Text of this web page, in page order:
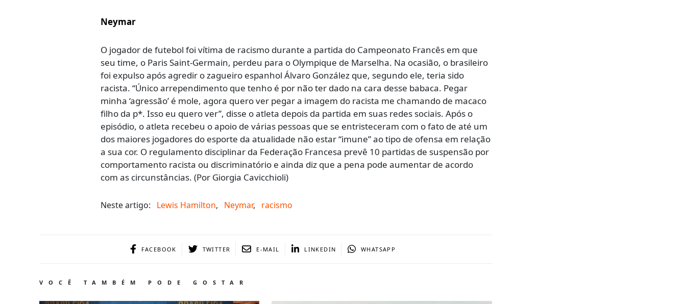
Neymar
O jogador de futebol foi vítima de racismo durante a partida do Campeonato Francês em que
seu time, o Paris Saint-Germain, perdeu para o Olympique de Marselha. Na ocasião, o brasileiro
foi expulso após agredir o zagueiro espanhol Álvaro González que, segundo ele, teria sido
racista. “Único arrependimento que tenho é por não ter dado na cara desse babaca. Pegar
minha ‘agressão’ é mole, agora quero ver pegar a imagem do racista me chamando de macaco
filho da p*. Isso eu quero ver”, disse o atleta depois da partida em suas redes sociais. Após o
episódio, o atleta recebeu o apoio de várias pessoas que se entristeceram com o fato de até um
dos maiores jogadores do esporte da atualidade não estar “imune” ao tipo de ofensa em relação
a sua cor. O regulamento disciplinar da Federação Francesa prevê 10 partidas de suspensão por
comportamento racista ou discriminatório e ainda diz que a pena pode aumentar de acordo
com as circunstâncias. (Por Giorgia Cavicchioli)
Neste artigo: Lewis Hamilton, Neymar, racismo
FACEBOOK TWITTER E-MAIL LINKEDIN WHATSAPP
VOCÊ TAMBÉM PODE GOSTAR